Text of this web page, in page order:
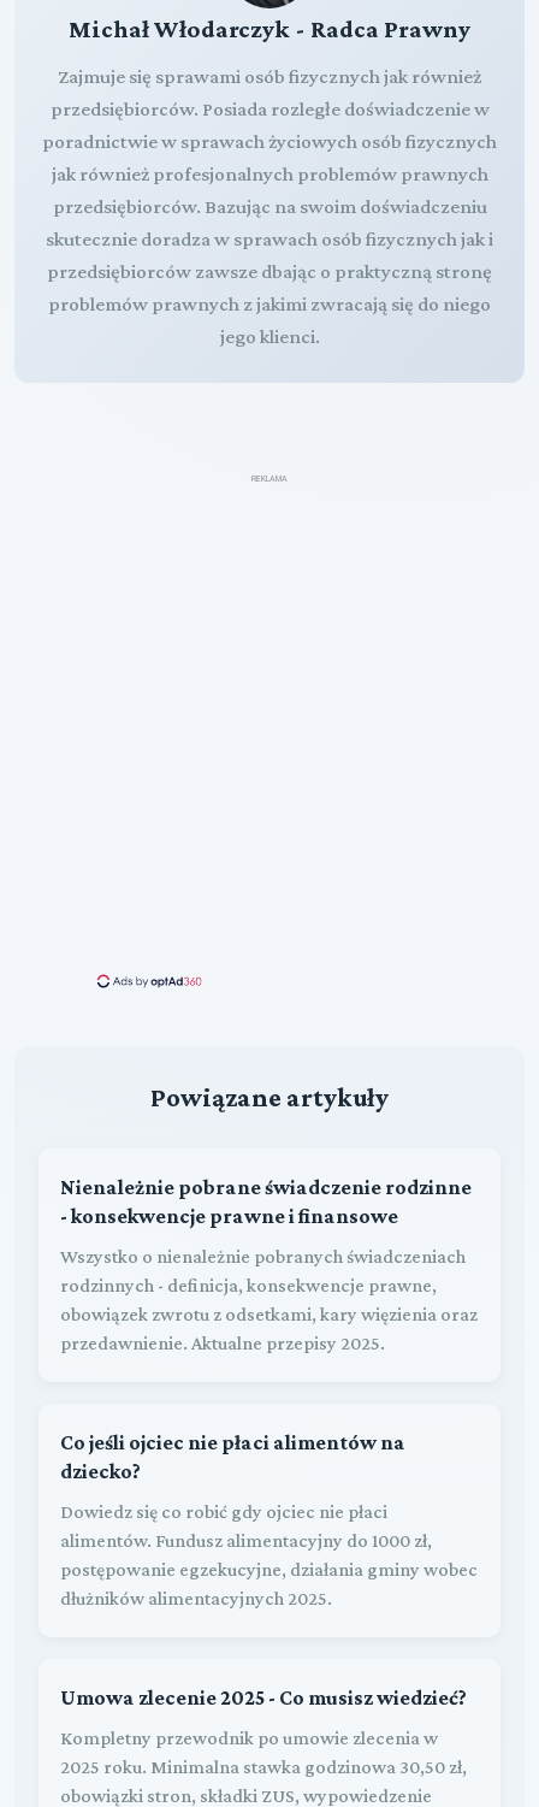
Michał Włodarczyk - Radca Prawny
Zajmuje się sprawami osób fizycznych jak również
przedsiębiorców. Posiada rozległe doświadczenie w
poradnictwie w sprawach życiowych osób fizycznych
jak również profesjonalnych problemów prawnych
przedsiębiorców. Bazując na swoim doświadczeniu
skutecznie doradza w sprawach osób fizycznych jak i
przedsiębiorców zawsze dbając o praktyczną stronę
problemów prawnych z jakimi zwracają się do niego
jego klienci.
REKLAMA
Powiązane artykuły
Nienależnie pobrane świadczenie rodzinne
- konsekwencje prawne i finansowe
Wszystko o nienależnie pobranych świadczeniach
rodzinnych - definicja, konsekwencje prawne,
obowiązek zwrotu z odsetkami, kary więzienia oraz
przedawnienie. Aktualne przepisy 2025.
Co jeśli ojciec nie płaci alimentów na
dziecko?
Dowiedz się co robić gdy ojciec nie płaci
alimentów. Fundusz alimentacyjny do 1000 zł,
postępowanie egzekucyjne, działania gminy wobec
dłużników alimentacyjnych 2025.
Umowa zlecenie 2025 - Co musisz wiedzieć?
Kompletny przewodnik po umowie zlecenia w
2025 roku. Minimalna stawka godzinowa 30,50 zł,
obowiązki stron, składki ZUS, wypowiedzenie